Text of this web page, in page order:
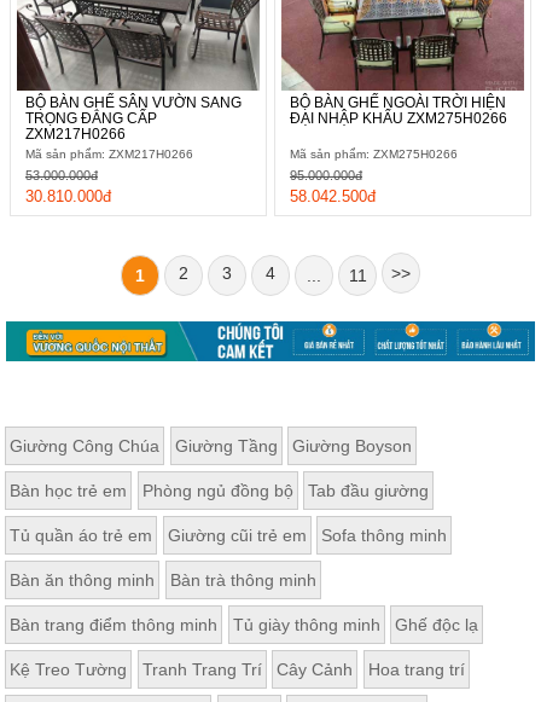
BỘ BÀN GHẾ SÂN VƯỜN SANG
TRỌNG ĐẲNG CẤP
ZXM217H0266
Mã sản phẩm: ZXM217H0266
30.810.000đ
53.000.000đ
BỘ BÀN GHẾ NGOÀI TRỜI HIỆN
ĐẠI NHẬP KHẨU ZXM275H0266
Mã sản phẩm: ZXM275H0266
58.042.500đ
95.000.000đ
1 2 3 4 11 >>
Giường Công Chúa Giường Tầng Giường Boyson
Bàn học trẻ em Phòng ngủ đồng bộ Tab đầu giường
Tủ quần áo trẻ em Giường cũi trẻ em Sofa thông minh
Bàn ăn thông minh Bàn trà thông minh
Bàn trang điểm thông minh Tủ giày thông minh Ghế độc lạ
Kệ Treo Tường Tranh Trang Trí Cây Cảnh Hoa trang trí